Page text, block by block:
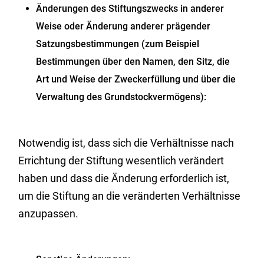
Änderungen des Stiftungszwecks in anderer
Weise oder Änderung anderer prägender
Satzungsbestimmungen (zum Beispiel
Bestimmungen über den Namen, den Sitz, die
Art und Weise der Zweckerfüllung und über die
Verwaltung des Grundstockvermögens):
Notwendig ist, dass sich die Verhältnisse nach
Errichtung der Stiftung wesentlich verändert
haben und dass die Änderung erforderlich ist,
um die Stiftung an die veränderten Verhältnisse
anzupassen.